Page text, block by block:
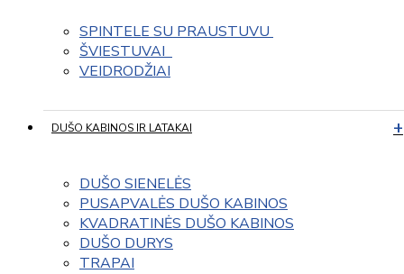
SPINTELE SU PRAUSTUVU
ŠVIESTUVAI
VEIDRODŽIAI
DUŠO KABINOS IR LATAKAI
DUŠO SIENELĖS
PUSAPVALĖS DUŠO KABINOS
KVADRATINĖS DUŠO KABINOS
DUŠO DURYS
TRAPAI